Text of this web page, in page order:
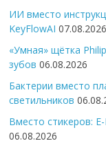
ИИ вместо
KeyFlowAI 07.08.2026
«Умная» щётка
зубов 06.08.2026
Бактерии вместо
светильников
Вместо стикеров:
06.08.2026